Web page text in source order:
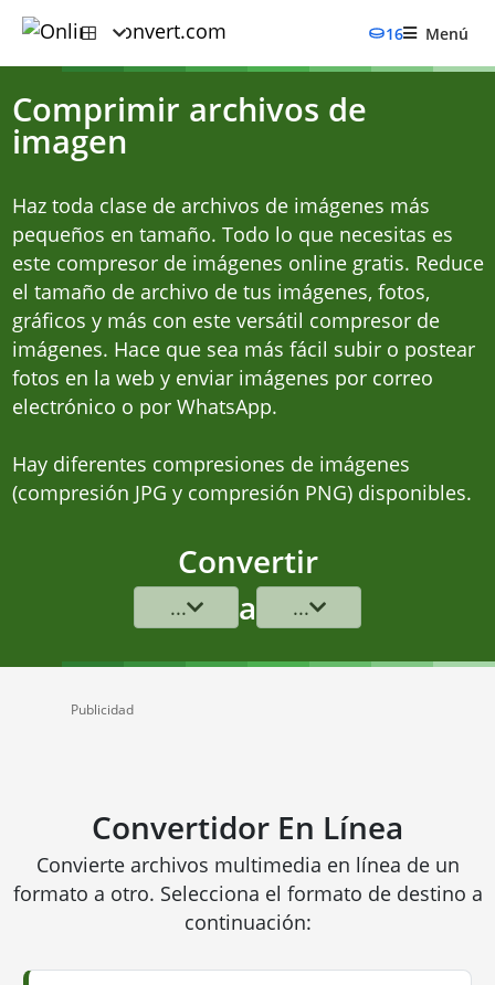
16 Menú
Comprimir archivos de
imagen
Haz toda clase de archivos de imágenes más
pequeños en tamaño. Todo lo que necesitas es
este compresor de imágenes online gratis. Reduce
el tamaño de archivo de tus imágenes, fotos,
gráficos y más con este versátil compresor de
imágenes. Hace que sea más fácil subir o postear
fotos en la web y enviar imágenes por correo
electrónico o por WhatsApp.
Hay diferentes compresiones de imágenes
(compresión JPG y compresión PNG) disponibles.
Convertir
... a ...
Publicidad
Convertidor En Línea
Convierte archivos multimedia en línea de un
formato a otro. Selecciona el formato de destino a
continuación: